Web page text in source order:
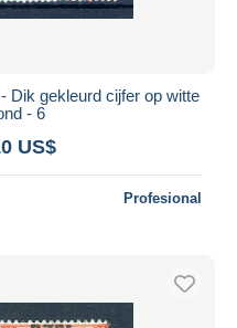
Dik gekleurd cijfer op witte
- 6
US$
Profesional